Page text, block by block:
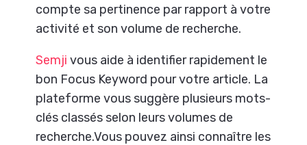
compte sa pertinence par rapport à votre
activité et son volume de recherche.
Semji vous aide à identifier rapidement le
bon Focus Keyword pour votre article. La
plateforme vous suggère plusieurs mots-
clés classés selon leurs volumes de
recherche.Vous pouvez ainsi connaître les